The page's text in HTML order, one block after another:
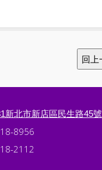
新北市新店區民生路45號
8956
2112